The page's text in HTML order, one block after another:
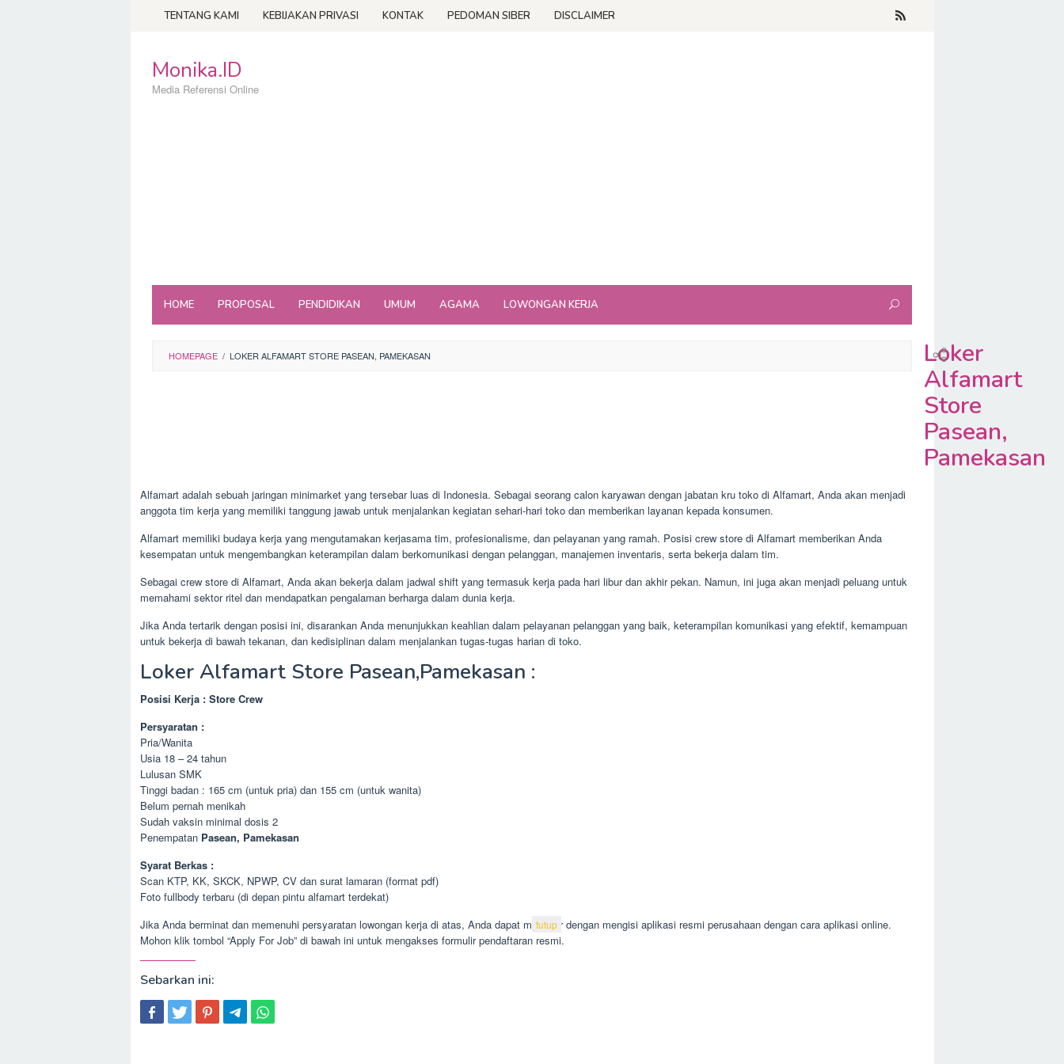
TENTANG KAMI KEBIJAKAN PRIVASI KONTAK PEDOMAN SIBER DISCLAIMER
Monika.ID
Media Referensi Online
HOME PROPOSAL PENDIDIKAN UMUM AGAMA LOWONGAN KERJA
HOMEPAGE / LOKER ALFAMART STORE PASEAN, PAMEKASAN
Loker
Alfamart
Store
Pasean,
Pamekasan
Alfamart adalah sebuah jaringan minimarket yang tersebar luas di Indonesia. Sebagai seorang calon karyawan dengan jabatan kru toko di Alfamart, Anda akan menjadi
anggota tim kerja yang memiliki tanggung jawab untuk menjalankan kegiatan sehari-hari toko dan memberikan layanan kepada konsumen.
Alfamart memiliki budaya kerja yang mengutamakan kerjasama tim, profesionalisme, dan pelayanan yang ramah. Posisi crew store di Alfamart memberikan Anda
kesempatan untuk mengembangkan keterampilan dalam berkomunikasi dengan pelanggan, manajemen inventaris, serta bekerja dalam tim.
Sebagai crew store di Alfamart, Anda akan bekerja dalam jadwal shift yang termasuk kerja pada hari libur dan akhir pekan. Namun, ini juga akan menjadi peluang untuk
memahami sektor ritel dan mendapatkan pengalaman berharga dalam dunia kerja.
Jika Anda tertarik dengan posisi ini, disarankan Anda menunjukkan keahlian dalam pelayanan pelanggan yang baik, keterampilan komunikasi yang efektif, kemampuan
untuk bekerja di bawah tekanan, dan kedisiplinan dalam menjalankan tugas-tugas harian di toko.
Loker Alfamart Store Pasean,Pamekasan :
Posisi Kerja : Store Crew
Persyaratan :
Pria/Wanita
Usia 18 – 24 tahun
Lulusan SMK
Tinggi badan : 165 cm (untuk pria) dan 155 cm (untuk wanita)
Belum pernah menikah
Sudah vaksin minimal dosis 2
Penempatan Pasean, Pamekasan
Syarat Berkas :
Scan KTP, KK, SKCK, NPWP, CV dan surat lamaran (format pdf)
Foto fullbody terbaru (di depan pintu alfamart terdekat)
Jika Anda berminat dan memenuhi persyaratan lowongan kerja di atas, Anda dapat melamar dengan mengisi aplikasi resmi perusahaan dengan cara aplikasi online.
Mohon klik tombol “Apply For Job” di bawah ini untuk mengakses formulir pendaftaran resmi.
Sebarkan ini:
tutup